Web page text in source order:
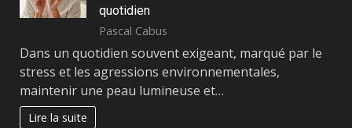
quotidien
Pascal Cabus
Dans un quotidien souvent exigeant, marqué par le
stress et les agressions environnementales,
maintenir une peau lumineuse et…
Lire la suite